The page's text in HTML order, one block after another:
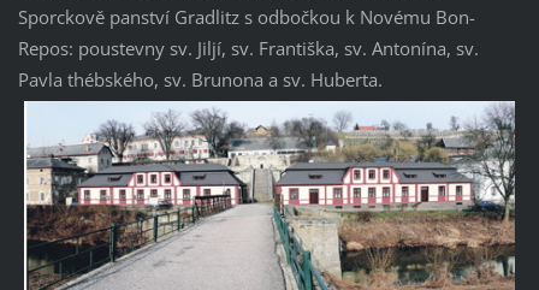
Sporckově panství Gradlitz s odbočkou k Novému Bon-
Repos: poustevny sv. Jiljí, sv. Františka, sv. Antonína, sv.
Pavla thébského, sv. Brunona a sv. Huberta.